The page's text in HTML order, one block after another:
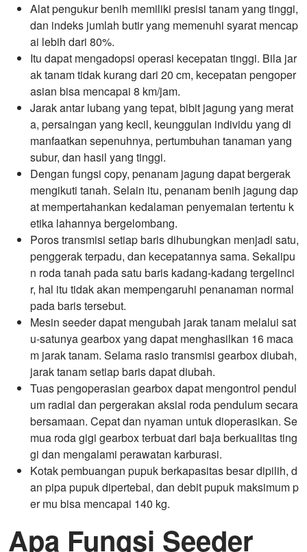
Alat pengukur benih memiliki presisi tanam yang tinggi,
dan indeks jumlah butir yang memenuhi syarat mencap
ai lebih dari 80%.
Itu dapat mengadopsi operasi kecepatan tinggi. Bila jar
ak tanam tidak kurang dari 20 cm, kecepatan pengoper
asian bisa mencapai 8 km/jam.
Jarak antar lubang yang tepat, bibit jagung yang merat
a, persaingan yang kecil, keunggulan individu yang di
manfaatkan sepenuhnya, pertumbuhan tanaman yang
subur, dan hasil yang tinggi.
Dengan fungsi copy, penanam jagung dapat bergerak
mengikuti tanah. Selain itu, penanam benih jagung dap
at mempertahankan kedalaman penyemaian tertentu k
etika lahannya bergelombang.
Poros transmisi setiap baris dihubungkan menjadi satu,
penggerak terpadu, dan kecepatannya sama. Sekalipu
n roda tanah pada satu baris kadang-kadang tergelinci
r, hal itu tidak akan mempengaruhi penanaman normal
pada baris tersebut.
Mesin seeder dapat mengubah jarak tanam melalui sat
u-satunya gearbox yang dapat menghasilkan 16 maca
m jarak tanam. Selama rasio transmisi gearbox diubah,
jarak tanam setiap baris dapat diubah.
Tuas pengoperasian gearbox dapat mengontrol pendul
um radial dan pergerakan aksial roda pendulum secara
bersamaan. Cepat dan nyaman untuk dioperasikan. Se
mua roda gigi gearbox terbuat dari baja berkualitas ting
gi dan mengalami perawatan karburasi.
Kotak pembuangan pupuk berkapasitas besar dipilih, d
an pipa pupuk dipertebal, dan debit pupuk maksimum p
er mu bisa mencapai 140 kg.
Apa Fungsi Seeder